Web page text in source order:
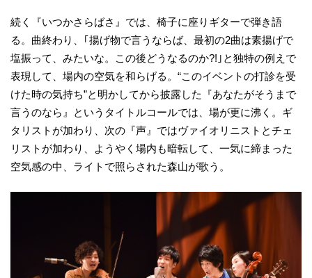
続く『いつかさらばさ』では、椅子に座りギターで弾き語
る。曲終わり、｢揚げ物で言うならば、最初の2曲は素揚げで
塩振って、みたいな。この後どうなるのか?!｣と独特の例えで
表現して、場内の空気を和らげる。“このイベントの打診を受
けた時の気持ち”と明かしてから披露した『あなたがそうまで
言うのなら』というタイトルコールでは、場が更に沸く。ギ
タリストが加わり、次の『声』ではヴァイオリニストとチェ
リストが加わり、ようやく場内も暗転して、一気に締まった
空気感の中、ライトで照らされた森山が歌う。